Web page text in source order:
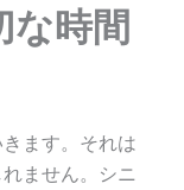
な時間
ます。それは
ません。シニ